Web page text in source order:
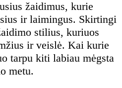
žaidimus, kurie
ir laimingus. Skirtingi
stilius, kuriuos
ir veislė. Kai kurie
tarpu kiti labiau mėgsta
metu.